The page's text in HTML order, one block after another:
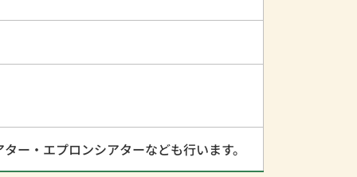
ー・エプロンシアターなども行います。